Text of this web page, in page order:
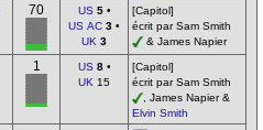
70 US 5•
US AC 3 •
UK 3
[Capitol]
écrit par Sam Smith
& James Napier
1 US 8•
UK 15
[Capitol]
écrit par Sam Smith
, James Napier &
Elvin Smith